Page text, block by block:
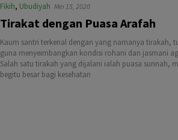
Fikih, Ubudiyah Mei 15, 2020
Tirakat dengan Puasa Arafah
Kaum santri terkenal dengan yang namanya tirakah,
guna menyeimbangkan kondisi rohani dan jasmani
Salah satu tirakah yang dijalani ialah puasa sunnah,
begitu besar bagi kesehatan